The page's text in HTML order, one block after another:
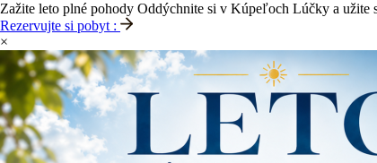
Zažite leto plné pohody Oddýchnite si v Kúpeľoch Lúčky a užite
Rezervujte si pobyt :
×